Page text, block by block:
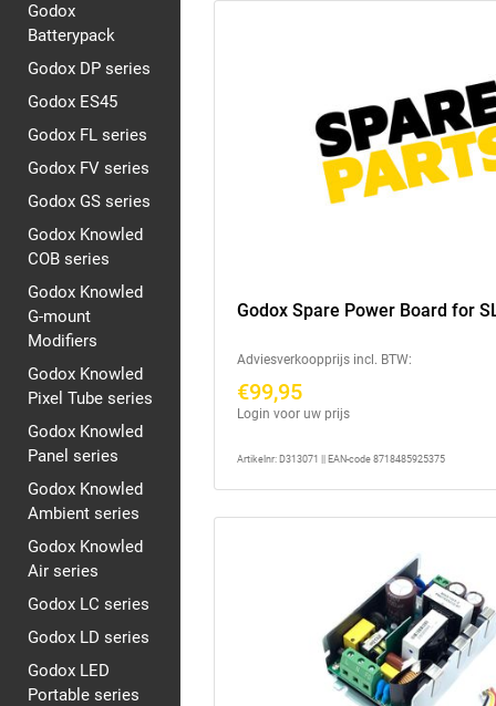
Godox
Batterypack
Godox DP series
Godox ES45
Godox FL series
Godox FV series
Godox GS series
Godox Knowled
COB series
Godox Knowled
G-mount
Modifiers
Godox Knowled
Pixel Tube series
Godox Knowled
Panel series
Godox Knowled
Ambient series
Godox Knowled
Air series
Godox LC series
Godox LD series
Godox LED
Portable series
Godox Spare Power Board for
Adviesverkoopprijs incl. BTW:
€99,95
Login voor uw prijs
Artikelnr: D313071 || EAN-code 8718485925375